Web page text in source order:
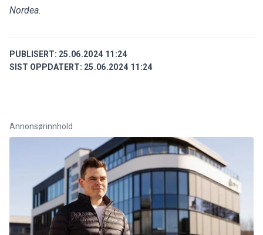
Nordea.
PUBLISERT: 25.06.2024 11:24
SIST OPPDATERT: 25.06.2024 11:24
Annonsørinnhold